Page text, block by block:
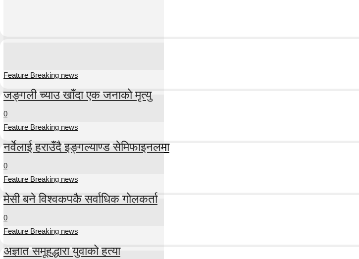
Feature Breaking news
जङ्गली च्याउ खाँदा एक जनाको मृत्यु
0
Feature Breaking news
नर्वेलाई हराउँदै इङ्गल्याण्ड सेमिफाइनलमा
0
Feature Breaking news
मेसी बने विश्वकपकै सर्वाधिक गोलकर्ता
0
Feature Breaking news
अज्ञात समूहद्धारा युवाको हत्या